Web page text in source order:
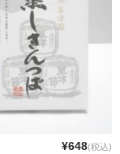
¥648(税込)